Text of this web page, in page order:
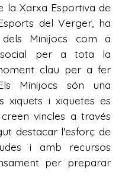
la Xarxa Esportiva de
del Verger, ha
Minijocs com a
social per a tota la
clau per a fer
Minijocs són una
xiquets i xiquetes es
vincles a través
destacar l'esforç de
i amb recursos
per preparar